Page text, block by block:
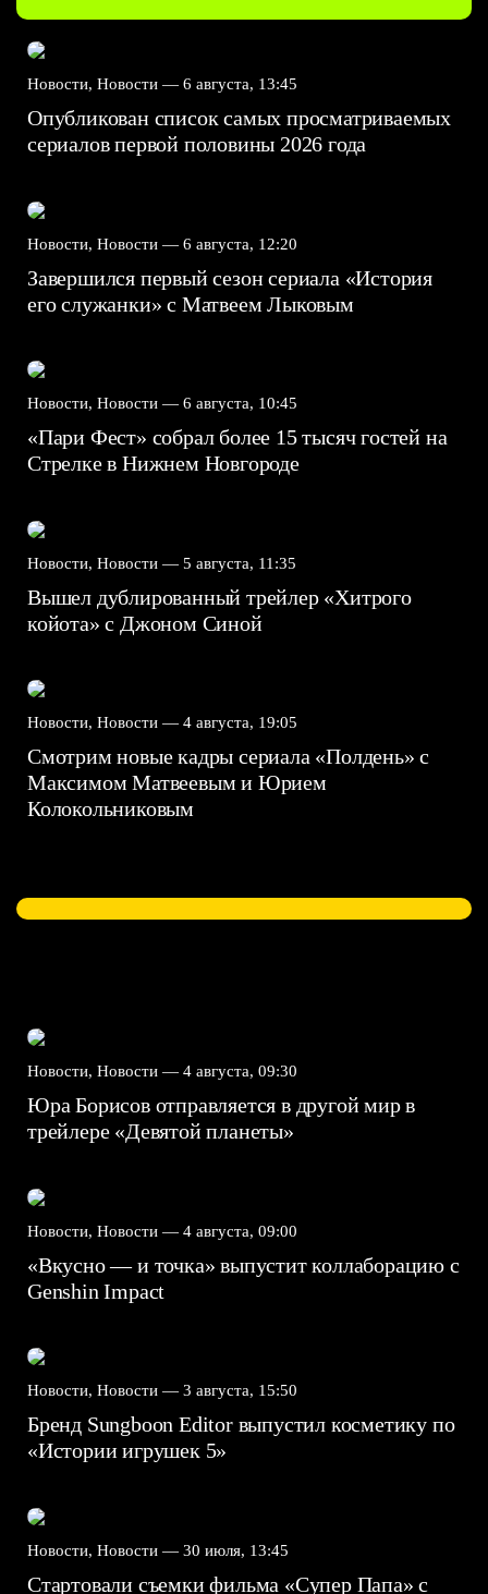
Новости, Новости — 6 августа, 13:45
Опубликован список самых просматриваемых
сериалов первой половины 2026 года
Новости, Новости — 6 августа, 12:20
Завершился первый сезон сериала «История
его служанки» с Матвеем Лыковым
Новости, Новости — 6 августа, 10:45
«Пари Фест» собрал более 15 тысяч гостей на
Стрелке в Нижнем Новгороде
Новости, Новости — 5 августа, 11:35
Вышел дублированный трейлер «Хитрого
койота» с Джоном Синой
Новости, Новости — 4 августа, 19:05
Смотрим новые кадры сериала «Полдень» с
Максимом Матвеевым и Юрием
Колокольниковым
Новости, Новости — 4 августа, 09:30
Юра Борисов отправляется в другой мир в
трейлере «Девятой планеты»
Новости, Новости — 4 августа, 09:00
«Вкусно — и точка» выпустит коллаборацию с
Genshin Impact⁠⁠
Новости, Новости — 3 августа, 15:50
Бренд Sungboon Editor выпустил косметику по
«Истории игрушек 5»
Новости, Новости — 30 июля, 13:45
Стартовали съемки фильма «Супер Папа» с